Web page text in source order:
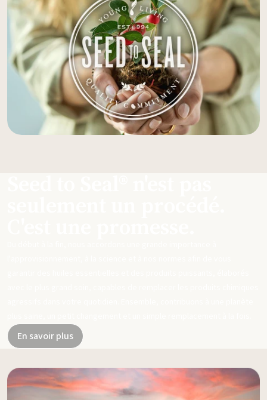
Seed to Seal® n'est pas
En savoir plus